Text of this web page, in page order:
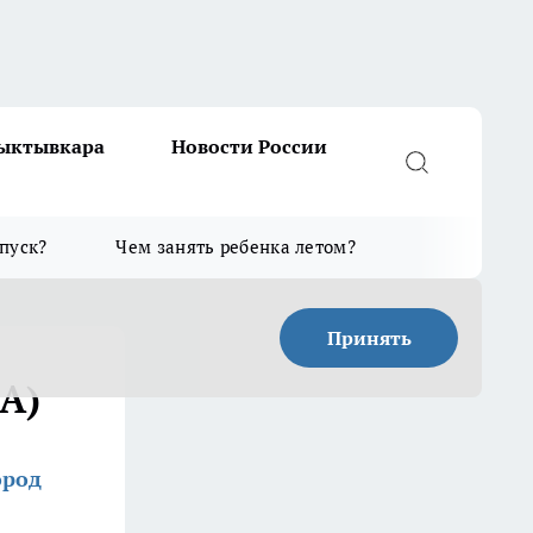
Новости России
Чем занять ребенка летом?
Принять